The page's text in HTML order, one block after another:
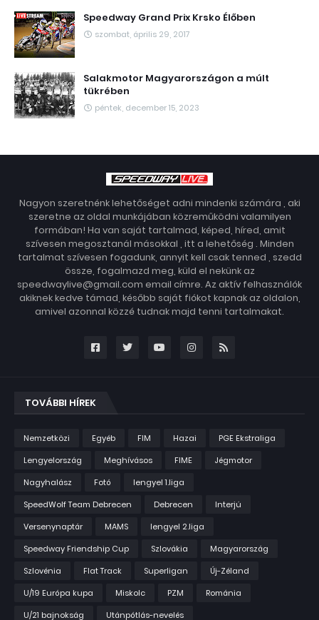
Speedway Grand Prix Krsko Élőben
szombat, április 29, 2017
Salakmotor Magyarországon a múlt
tükrében
péntek, december 15, 2023
Nagyon szeretnénk lehetőséget adni mindenki számára , aki
szeretne az oldal munkájában közreműködni valamilyen
formában! Ha van saját tartalmad, képed, híred, amit
szívesen megosztanál másokkal , itt a lehetőség . Minden
tartalmat szívesen fogadunk, annyit kell csak tenned , szedd
össze, fogalmazd meg, küld el nekünk az
speedwaylive@gmail.com email címre. Az aktív felhasználók
akiknek kedve támad, később saját fiókot kapnak az oldalon,
amivel azonnal közzé tudnak majd tenni tartalmakat.
TOVÁBBI HÍREK
Nemzetközi Egyéb FIM Hazai
PGE Ekstraliga
Lengyelország
Meghívásos FIME
Jégmotor
Nagyhalász
Fotó
lengyel 1.liga
SpeedWolf Team Debrecen
Debrecen
Interjú
Versenynaptár
MAMS
lengyel 2.liga
Speedway Friendship Cup
Szlovákia
Magyarország
Szlovénia
Flat Track Superligan
Új-Zéland
U/19 Európa kupa
Miskolc PZM
Románia
U/21 bajnokság
Utánpótlás-nevelés